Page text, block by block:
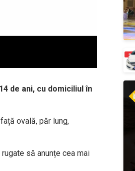
de ani, cu domiciliul în
ovală, păr lung,
să anunțe cea mai